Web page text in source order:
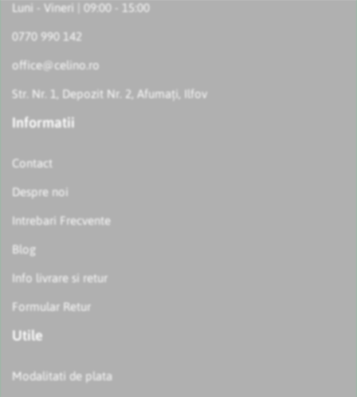
Luni - Vineri | 09:00 - 15:00
0770 990 142
office@celino.ro
Str. Nr. 1, Depozit Nr. 2, Afumați, Ilfov
Informatii
Contact
Despre noi
Intrebari Frecvente
Blog
Info livrare si retur
Formular Retur
Utile
Modalitati de plata